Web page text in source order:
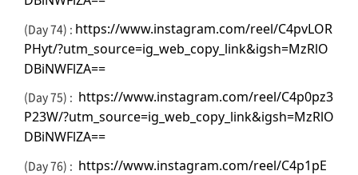
(Day 74) : https://www.instagram.com/reel/C4pvLOR
PHyt/?utm_source=ig_web_copy_link&igsh=MzRlO
DBiNWFlZA==
(Day 75) : https://www.instagram.com/reel/C4p0pz3
P23W/?utm_source=ig_web_copy_link&igsh=MzRlO
DBiNWFlZA==
(Day 76) : https://www.instagram.com/reel/C4p1pE